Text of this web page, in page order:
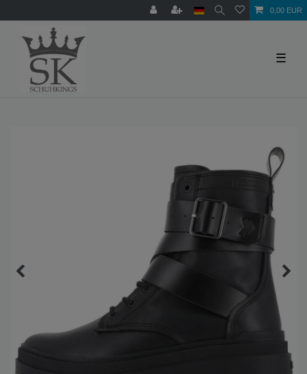
0,00 EUR
☰